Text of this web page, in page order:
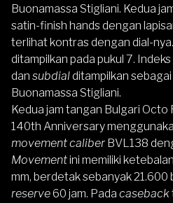
Buonamassa Stigliani. Kedua
satin-finish hands dengan
terlihat kontras dengan dial-
ditampilkan pada pukul 7.
dan subdialditampilkan
Buonamassa Stigliani.
Kedua jam tangan Bulgari
140th Anniversary
movement caliber BVL138
Movementini memiliki
mm, berdetak sebanyak 21.600
reserve60 jam. Pada caseback